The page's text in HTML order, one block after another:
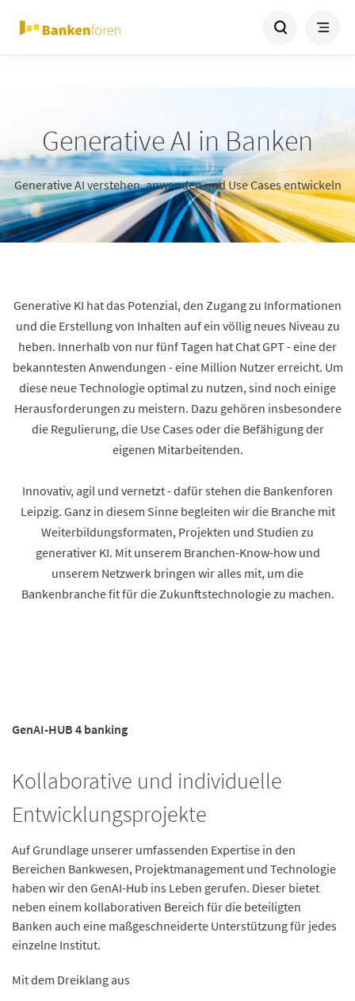
Generative AI in Banken
Generative AI verstehen, anwenden und Use Cases entwickeln
Generative KI hat das Potenzial, den Zugang zu Informationen
und die Erstellung von Inhalten auf ein völlig neues Niveau zu
heben. Innerhalb von nur fünf Tagen hat Chat GPT - eine der
bekanntesten Anwendungen - eine Million Nutzer erreicht. Um
diese neue Technologie optimal zu nutzen, sind noch einige
Herausforderungen zu meistern. Dazu gehören insbesondere
die Regulierung, die Use Cases oder die Befähigung der
eigenen Mitarbeitenden.
Innovativ, agil und vernetzt - dafür stehen die Bankenforen
Leipzig. Ganz in diesem Sinne begleiten wir die Branche mit
Weiterbildungsformaten, Projekten und Studien zu
generativer KI. Mit unserem Branchen-Know-how und
unserem Netzwerk bringen wir alles mit, um die
Bankenbranche fit für die Zukunftstechnologie zu machen.
GenAI-HUB 4 banking
Kollaborative und individuelle
Entwicklungsprojekte
Auf Grundlage unserer umfassenden Expertise in den
Bereichen Bankwesen, Projektmanagement und Technologie
haben wir den GenAI-Hub ins Leben gerufen. Dieser bietet
neben einem kollaborativen Bereich für die beteiligten
Banken auch eine maßgeschneiderte Unterstützung für jedes
einzelne Institut.
Mit dem Dreiklang aus